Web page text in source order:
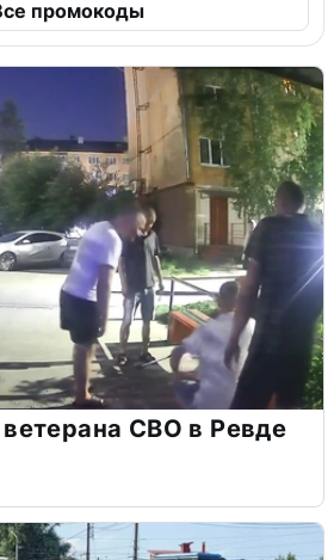
промокоды
СВО в Ревде